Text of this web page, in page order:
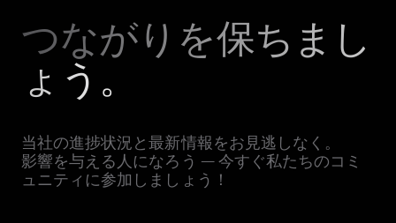
つながりを保ちまし
ょう。
当社の進捗状況と最新情報をお見逃しなく。
影響を与える人になろう — 今すぐ私たちのコミ
ュニティに参加しましょう！